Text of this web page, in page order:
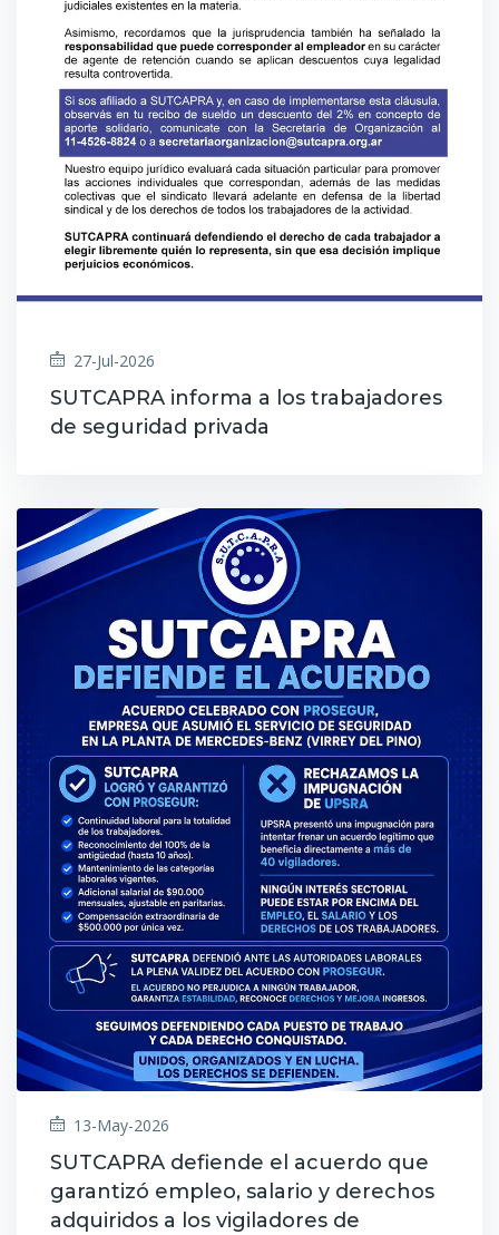
27-Jul-2026
SUTCAPRA informa a los trabajadores
de seguridad privada
13-May-2026
SUTCAPRA defiende el acuerdo que
garantizó empleo, salario y derechos
adquiridos a los vigiladores de